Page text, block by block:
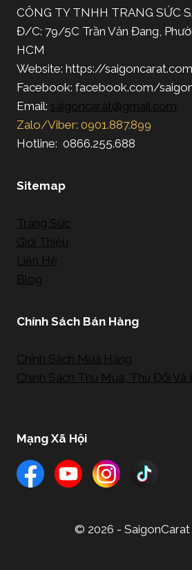
CÔNG TY TNHH TRANG SỨC
Đ/C: 79/5C Trần Văn Đang,
HCM
Website: https://saigoncarat.com
Facebook: facebook.com/
Email: saigoncarat@gmail.com
Zalo/Viber: 0901.887.899
Hotline: 0866.255.688
Sitemap
Trang Sức
Giới Thiệu
Liên Hệ
Blog
Chính Sách Bán Hàng
Chính Sách Mua Hàng
Chính Sách Thu Mua, Thu Đổi Và
Mạng Xã Hội
© 2026 -